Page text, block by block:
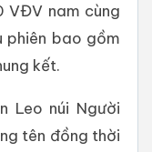
VĐV nam cùng
bao gồm
kết.
Leo núi Người
tên đồng thời